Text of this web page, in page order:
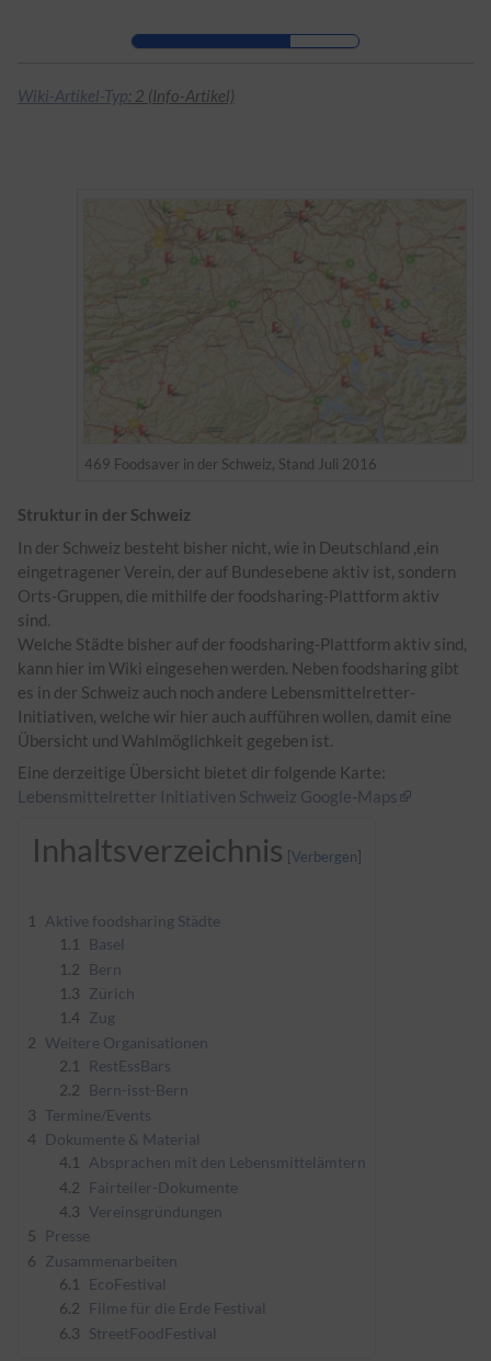
Zur Hauptnavigation
Wiki-Artikel-Typ: 2 (Info-Artikel)
469 Foodsaver in der Schweiz, Stand Juli 2016
Struktur in der Schweiz
In der Schweiz besteht bisher nicht, wie in Deutschland ,ein
eingetragener Verein, der auf Bundesebene aktiv ist, sondern
Orts-Gruppen, die mithilfe der foodsharing-Plattform aktiv
sind.
Welche Städte bisher auf der foodsharing-Plattform aktiv sind,
kann hier im Wiki eingesehen werden. Neben foodsharing gibt
es in der Schweiz auch noch andere Lebensmittelretter-
Initiativen, welche wir hier auch aufführen wollen, damit eine
Übersicht und Wahlmöglichkeit gegeben ist.
Eine derzeitige Übersicht bietet dir folgende Karte:
Lebensmittelretter Initiativen Schweiz Google-Maps
Inhaltsverzeichnis
1
Aktive foodsharing Städte
1.1
Basel
1.2
Bern
1.3 Zürich
1.4 Zug
2 Weitere Organisationen
2.1
RestEssBars
2.2
Bern-isst-Bern
3 Termine/Events
4 Dokumente & Material
4.1
Absprachen mit den Lebensmittelämtern
4.2
Fairteiler-Dokumente
4.3 Vereinsgründungen
5
Presse
6 Zusammenarbeiten
6.1
EcoFestival
6.2
Filme für die Erde Festival
6.3 StreetFoodFestival